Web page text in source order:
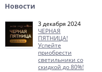
Новости
3 декабря 2024
ЧЕРНАЯ
ПЯТНИЦА!
Успейте
приобрести
светильники со
скидкой до 80%!